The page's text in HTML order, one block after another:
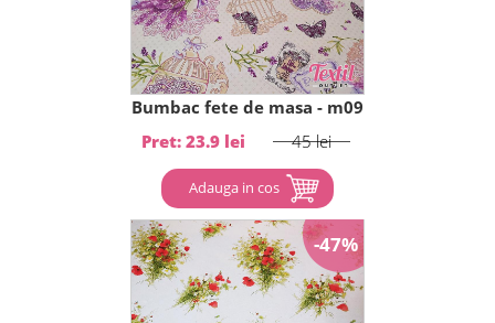
Bumbac fete de masa - m09
Pret: 23.9 lei
45 lei
Adauga in cos
-47%